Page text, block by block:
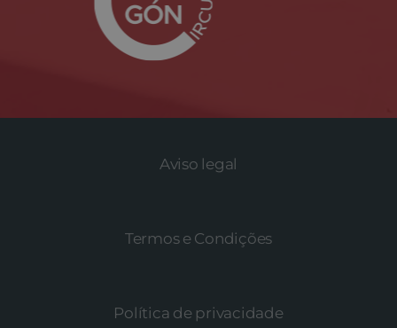
Aviso legal
Termos e Condições
Política de privacidade